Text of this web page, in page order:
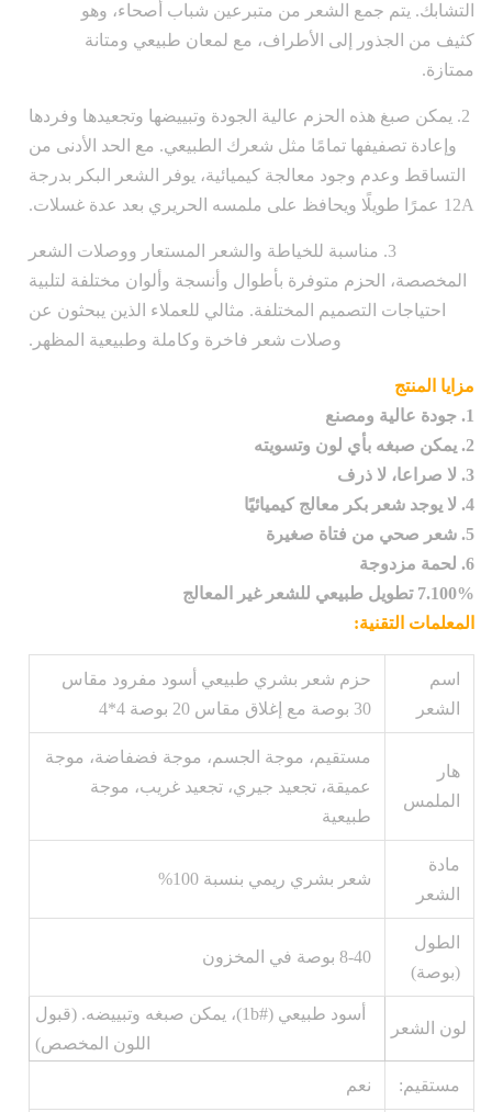
التشابك. يتم جمع الشعر من متبرعين شباب أصحاء، وهو
كثيف من الجذور إلى الأطراف، مع لمعان طبيعي ومتانة
ممتازة.
2. يمكن صبغ هذه الحزم عالية الجودة وتبييضها وتجعيدها وفردها
وإعادة تصفيفها تمامًا مثل شعرك الطبيعي. مع الحد الأدنى من
التساقط وعدم وجود معالجة كيميائية، يوفر الشعر البكر بدرجة
12A عمرًا طويلًا ويحافظ على ملمسه الحريري بعد عدة غسلات.
3. مناسبة للخياطة والشعر المستعار ووصلات الشعر
المخصصة، الحزم متوفرة بأطوال وأنسجة وألوان مختلفة لتلبية
احتياجات التصميم المختلفة. مثالي للعملاء الذين يبحثون عن
وصلات شعر فاخرة وكاملة وطبيعية المظهر.
مزايا المنتج
1. جودة عالية ومصنع
2. يمكن صبغه بأي لون وتسويته
3. لا صراعا، لا ذرف
4. لا يوجد شعر بكر معالج كيميائيًا
5. شعر صحي من فتاة صغيرة
6. لحمة مزدوجة
7.100% تطويل طبيعي للشعر غير المعالج
المعلمات التقنية:
اسم
الشعر
حزم شعر بشري طبيعي أسود مفرود مقاس
30 بوصة مع إغلاق مقاس 20 بوصة 4*4
هار
الملمس
مستقيم، موجة الجسم، موجة فضفاضة، موجة
عميقة، تجعيد جيري، تجعيد غريب، موجة
طبيعية
مادة
الشعر
شعر بشري ريمي بنسبة 100%
الطول
(بوصة)
8-40 بوصة في المخزون
لون الشعر
أسود طبيعي (#1b)، يمكن صبغه وتبييضه. (قبول
اللون المخصص)
مستقيم: نعم